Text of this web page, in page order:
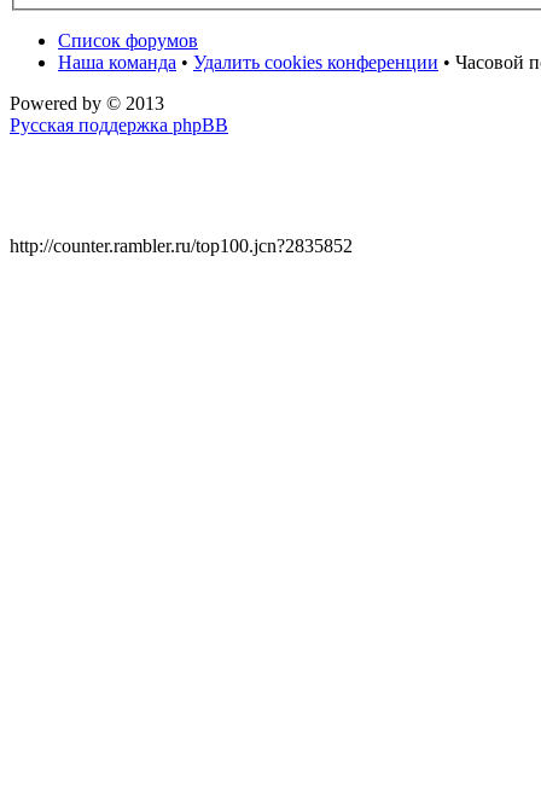
Список форумов
Наша команда • Удалить cookies конференции • Часовой
Powered by © 2013
Русская поддержка phpBB
http://counter.rambler.ru/top100.jcn?2835852